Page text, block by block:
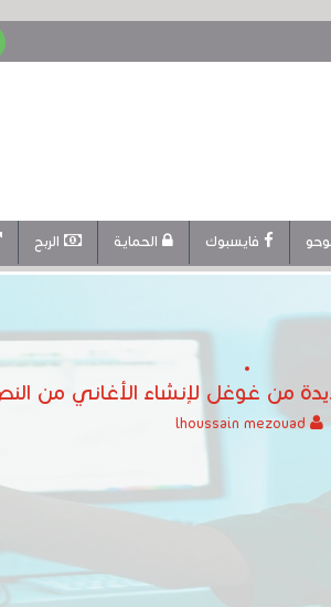
فايسبوك الحماية الربح